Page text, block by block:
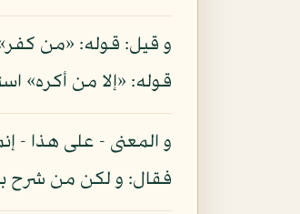
و قيل: قوله: «من كفر»
قوله: «إلا من أكره»
و المعنى - على هذا -
فقال: و لكن من شرح